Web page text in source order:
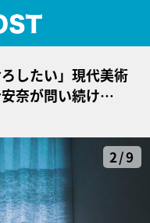
したい」現代美術
奈が問い続け
2/9